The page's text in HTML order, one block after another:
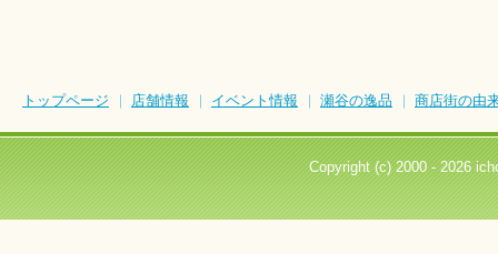
トップページ 店舗情報 イベント情報 瀬谷の逸品 商店街の由
Copyright (c) 2000 -2026